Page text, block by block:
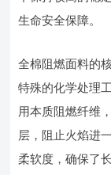
生命安全保障。
全棉阻燃面料的
特殊的化学处理
用本质阻燃纤维
层，阻止火焰进
柔软度，确保了